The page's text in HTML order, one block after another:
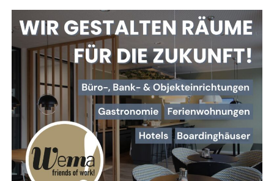
Medi­en­haus Ost­fries­land / Emsland